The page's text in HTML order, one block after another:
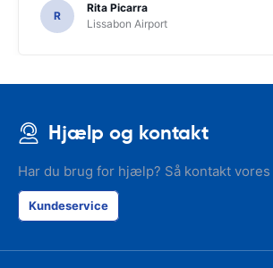
R
Rita Picarra
Lissabon Airport
Hjælp og kontakt
Har du brug for hjælp? Så kontakt
Kundeservice